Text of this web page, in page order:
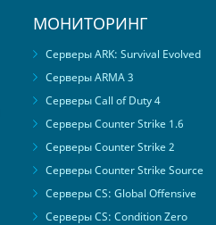
МОНИТОРИНГ
Серверы ARK: Survival Evolved
Серверы ARMA 3
Серверы Call of Duty 4
Серверы Counter Strike 1.6
Серверы Counter Strike 2
Серверы Counter Strike Source
Серверы CS: Global Offensive
Серверы CS: Condition Zero